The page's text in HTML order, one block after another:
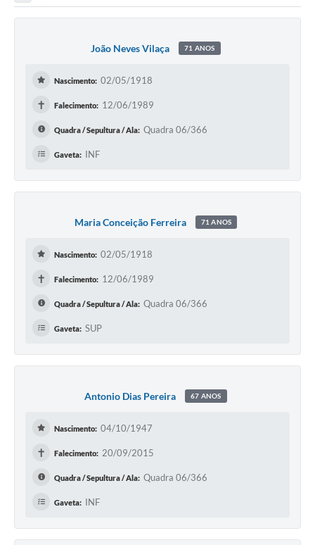
João Neves Vilaça 71 ANOS
Nascimento: 02/05/1918
✝ Falecimento: 12/06/1989
Quadra / Sepultura / Ala: Quadra 06/366
Gaveta: INF
Maria Conceição Ferreira 71 ANOS
Nascimento: 02/05/1918
✝ Falecimento: 12/06/1989
Quadra / Sepultura / Ala: Quadra 06/366
Gaveta: SUP
Antonio Dias Pereira 67 ANOS
Nascimento: 04/10/1947
✝ Falecimento: 20/09/2015
Quadra / Sepultura / Ala: Quadra 06/366
Gaveta: INF